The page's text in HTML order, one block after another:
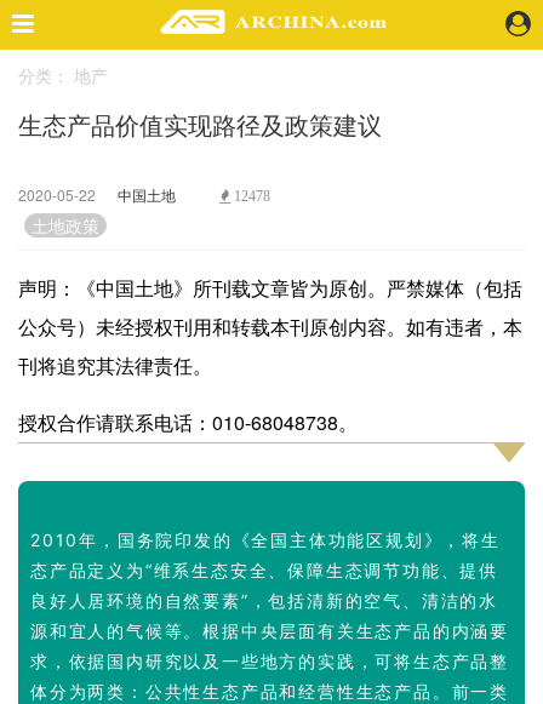
精选案例
建 筑
室 内
视 频
头条资讯
业 界
机 构
地 产
企业招聘
企业会员
关于投稿
广告投放
分类： 地产
生态产品价值实现路径及政策建议
2020-05-22 中国土地 12478
土地政策
声明：《中国土地》所刊载文章皆为原创。严禁媒体（包括
公众号）未经授权刊用和转载本刊原创内容。如有违者，本
刊将追究其法律责任。
授权合作请联系电话：010-68048738。
2010年，国务院印发的《全国主体功能区规划》，将生
态产品定义为“维系生态安全、保障生态调节功能、提供
良好人居环境的自然要素”，包括清新的空气、清洁的水
源和宜人的气候等。根据中央层面有关生态产品的内涵要
求，依据国内研究以及一些地方的实践，可将生态产品整
体分为两类：公共性生态产品和经营性生态产品。前一类